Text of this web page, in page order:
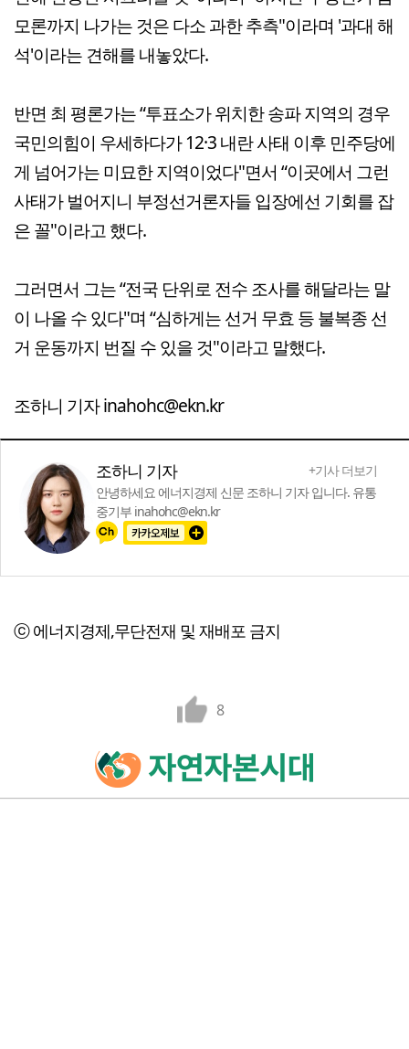
모론까지 나가는 것은 다소 과한 추측"이라며 '과대 해
석'이라는 견해를 내놓았다.
반면 최 평론가는 “투표소가 위치한 송파 지역의 경우
국민의힘이 우세하다가 12·3 내란 사태 이후 민주당에
게 넘어가는 미묘한 지역이었다"면서 “이곳에서 그런
사태가 벌어지니 부정선거론자들 입장에선 기회를 잡
은 꼴"이라고 했다.
그러면서 그는 “전국 단위로 전수 조사를 해달라는 말
이 나올 수 있다"며 “심하게는 선거 무효 등 불복종 선
거 운동까지 번질 수 있을 것"이라고 말했다.
조하니 기자 inahohc@ekn.kr
조하니 기자
+기사 더보기
안녕하세요 에너지경제 신문 조하니 기자 입니다. 유통
중기부 inahohc@ekn.kr
ⓒ 에너지경제,무단전재 및 재배포 금지
8